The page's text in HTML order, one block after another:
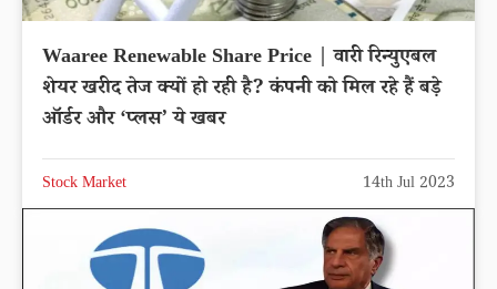
Waaree Renewable Share Price | वारी रिन्युएबल
शेयर खरीद तेज क्यों हो रही है? कंपनी को मिल रहे हैं बड़े
ऑर्डर और ‘प्लस’ ये खबर
Stock Market 14th Jul 2023